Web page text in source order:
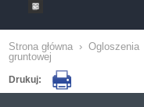
Strona główna › Ogloszenia
gruntowej
Drukuj: